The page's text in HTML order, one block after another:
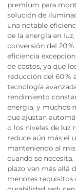
premium para
solución de
una notable
de la energía en
conversión del 20
eficiencia
de costos, ya que
reducción del 60 %
tecnología
rendimiento
energía, y muchos
que ajustan
o los niveles de luz
reduce aún más el
manteniendo al
cuando se
plazo van más allá
menores